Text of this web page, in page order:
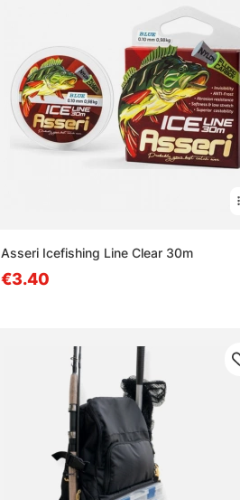
Asseri Icefishing Line Clear 30m
€3.40